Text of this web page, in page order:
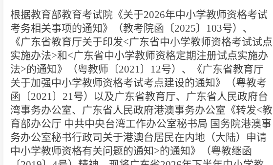
根据教育部教育考试院《关于2026年中小学教师资格考试
考务相关事项的通知》（教考院函〔2025〕 103号）、
《广东省教育厅关于印发<广东省中小学教师资格考试试点
实施办法>和<广东省中小学教师资格定期注册试点实施办
法>的通知》（粤教师〔2021 〕 12号）、《广东省教育厅
关于加强中小学教师资格考试考点建设的通知》（粤教考
函〔2021 〕 21 号）以及广东省教育厅、广东省人民政府台
湾事务办公室、广东省人民政府港澳事务办公室《转发<教
育部办公厅 中共中央台湾工作办公室秘书局 国务院港澳事
务办公室秘书行政司关于港澳台居民在内地（大陆）申请
中小学教师资格有关问题的通知>的通知》（粤教继函